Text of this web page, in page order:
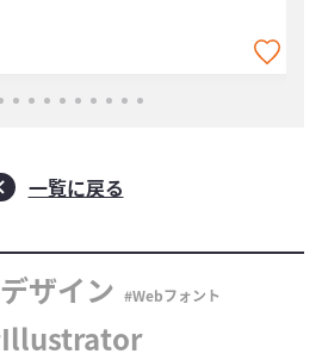
一覧に戻る
デザイン Webフォント
Illustrator